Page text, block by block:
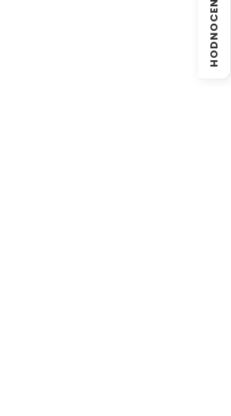
HODNOCENÍ